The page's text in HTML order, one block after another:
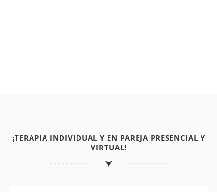
¡TERAPIA INDIVIDUAL Y EN PAREJA PRESENCIAL Y
VIRTUAL!